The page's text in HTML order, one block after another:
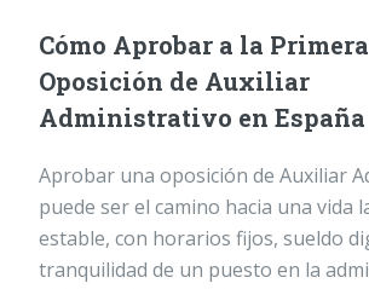
Cómo Aprobar a la
Oposición de Auxiliar
Administrativo en España
Aprobar una oposición de Auxiliar
puede ser el camino hacia una vida
estable, con horarios fijos, sueldo
tranquilidad de un puesto en la